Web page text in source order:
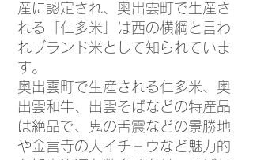
産に認定され、奥出雲町で生産さ
れる「仁多米」は西の横綱と言わ
れブランド米として知られていま
す。
奥出雲町で生産される仁多米、奥
出雲和牛、出雲そばなどの特産品
は絶品で、鬼の舌震などの景勝地
や金言寺の大イチョウなど魅力的